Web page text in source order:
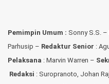
Pemimpin Umum : Sonny S.S. –
Parhusip – Redaktur Senior :
Pelaksana : Marvin Warren –
Redaksi : Suropranoto, Johan